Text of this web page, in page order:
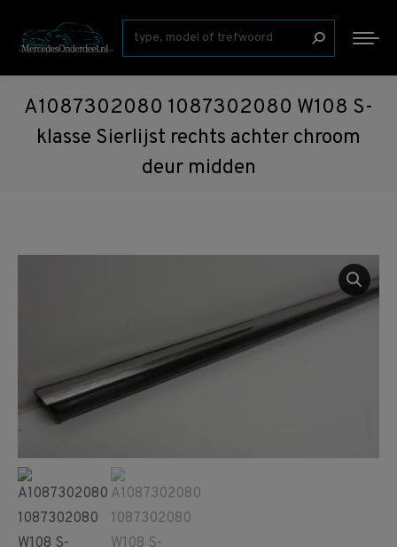
Zoeken:
A1087302080 1087302080 W108 S-
klasse Sierlijst rechts achter chroom
deur midden